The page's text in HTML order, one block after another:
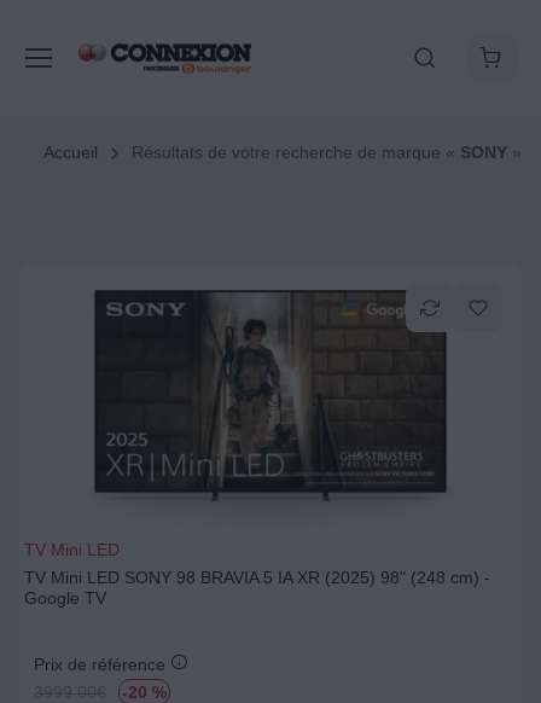
Accueil Résultats de votre recherche de marque « SONY»
TV Mini LED
TV Mini LED SONY 98 BRAVIA 5 IA XR (2025) 98" (248 cm) -
Google TV
Prix de référence
3999.00€ -20 %